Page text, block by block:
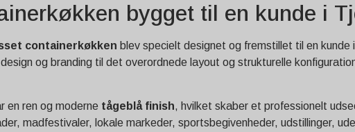
bygget til en kunde i
containerkøkken blev specielt designet og fremstillet til en kunde i
og branding til det overordnede layout og strukturelle
en ren og moderne tågeblå finish, hvilket skaber et professionelt
madfestivaler, lokale markeder, sportsbegivenheder, udstillinger,